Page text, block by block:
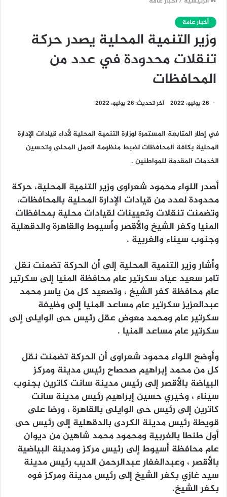
أخبار عامة
وزير التنمية المحلية يصدر حركة
تنقلات محدودة في عدد من
المحافظات
26 يوليو، 2022 آخر تحديث: 26 يوليو، 2022
في إطار المتابعة المستمرة لوزارة التنمية المحلية لأداء قيادات الإدارة
المحلية بكافة المحافظات لضبط منظومة العمل المحلى وتحسين
الخدمات المقدمة للمواطنين .
أصدر اللواء محمود شعراوى وزير التنمية المحلية، حركة
محدودة لعدد من قيادات الإدارة المحلية بالمحافظات،
وتضمنت تنقلات وتعيينات لقيادات محلية بمحافظات
المنيا وكفر الشيخ والأقصر وأسيوط والقاهرة والدقهلية
وجنوب سيناء والغربية .
وأشار وزير التنمية المحلية إلى أن الحركة تضمنت نقل
تامر سعيد عياد سكرتير عام محافظة المنيا إلى سكرتير
عام محافظة كفر الشيخ ، وتصعيد كل من ياسر محمد
عبدالعزيز سكرتير عام مساعد المنيا إلى وظيفة
سكرتير عام ومحمد معوض عقل رئيس حى الوايلى إلى
سكرتير عام مساعد المنيا .
وأوضح اللواء محمود شعراوى أن الحركة تضمنت نقل
كل من محمد إبراهيم صحصاح رئيس مدينة ومركز
البياضة بالأقصر إلى رئيس مدينة سانت كاترين بجنوب
سيناء ، وخيري حسين إبراهيم رئيس مدينة سانت
كاترين إلى رئيس حى الوايلى بالقاهرة ، ورضا على
قويطة رئيس مدينة الكردى بالدقهلية إلى رئيس حى
أول طنطا بالغربية ومحمود محمد شاهين من ديوان
عام محافظة أسيوط إلى رئيس مركز ومدينة البياضية
بالأقصر ، وعبدالغفار عبدالرحمن الديب رئيس مدينة
سيد غازي بكفر الشيخ إلى رئيس مدينة ومركز فوه
بكفر الشيخ.